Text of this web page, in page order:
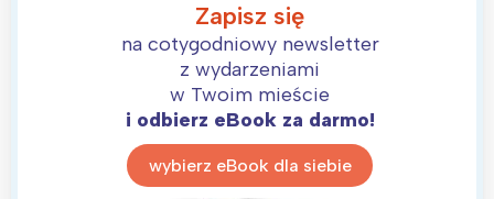
Zapisz się
na cotygodniowy newsletter
z wydarzeniami
w Twoim mieście
i odbierz eBook za darmo!
wybierz eBook dla siebie